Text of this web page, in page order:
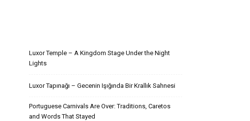
Luxor Temple – A Kingdom Stage Under the Night
Lights
Luxor Tapınağı – Gecenin Işığında Bir Krallık Sahnesi
Portuguese Carnivals Are Over: Traditions, Caretos
and Words That Stayed